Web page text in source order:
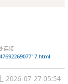
连接
2026-07-27 05:54